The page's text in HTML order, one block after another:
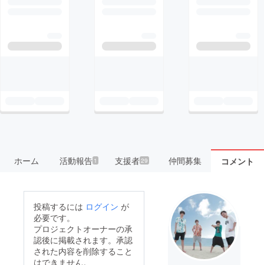
ホーム 活動報告1 支援者29 仲間募集 コメント
投稿するには ログイン が
必要です。
プロジェクトオーナーの承
認後に掲載されます。承認
された内容を削除すること
はできません。